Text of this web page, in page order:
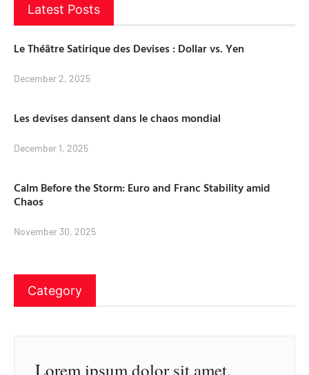
Latest Posts
Le Théâtre Satirique des Devises : Dollar vs. Yen
December 2, 2025
Les devises dansent dans le chaos mondial
December 1, 2025
Calm Before the Storm: Euro and Franc Stability amid
Chaos
November 30, 2025
Category
Lorem ipsum dolor sit amet,